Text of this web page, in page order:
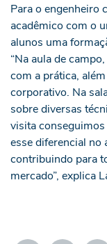
Para o engenheiro
acadêmico com o
alunos uma
“Na aula de
com a prática,
corporativo. Na
sobre diversas
visita
esse diferencial no
contribuindo para
mercado”, explica